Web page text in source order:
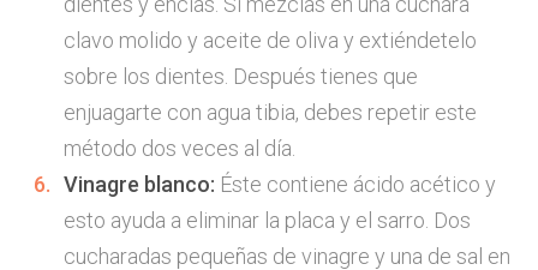
clavo molido y aceite de oliva y extiéndetelo
sobre los dientes. Después tienes que
enjuagarte con agua tibia, debes repetir este
método dos veces al día.
Vinagre blanco: Éste contiene ácido acético y
esto ayuda a eliminar la placa y el sarro. Dos
cucharadas pequeñas de vinagre y una de sal en